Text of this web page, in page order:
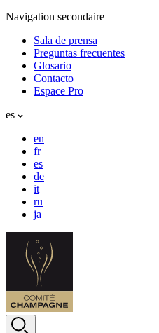
Navigation secondaire
Sala de prensa
Preguntas frecuentes
Glosario
Contacto
Espace Pro
es
en
fr
es
de
it
ru
ja